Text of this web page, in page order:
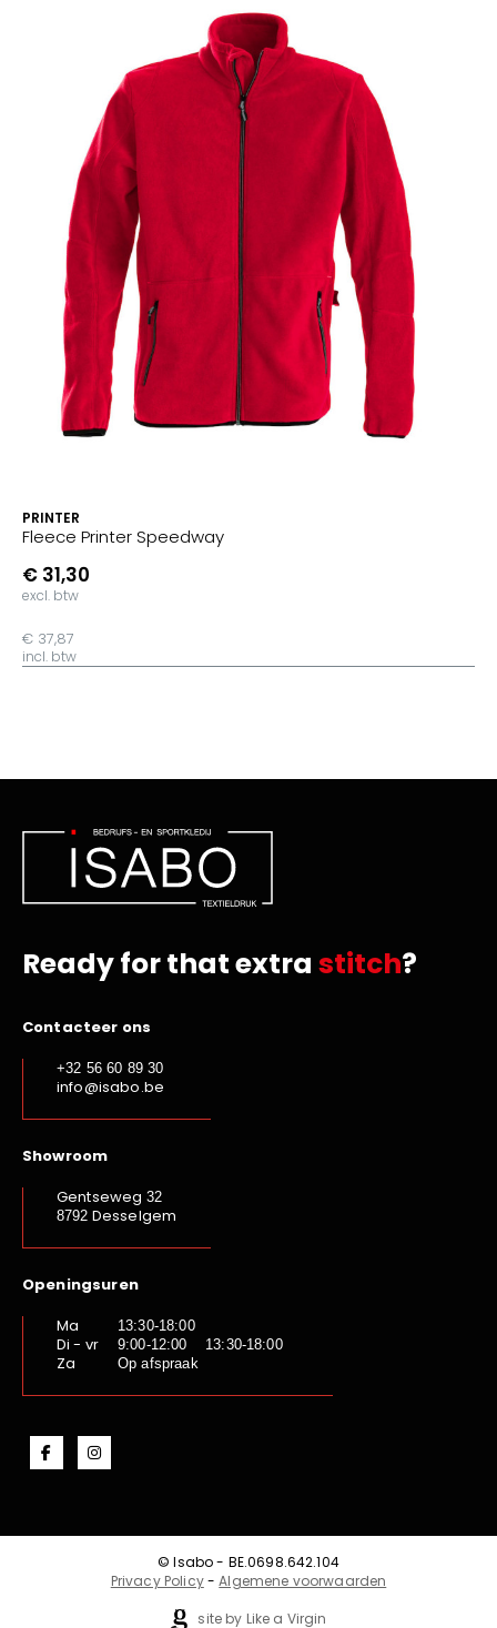
PRINTER
Fleece Printer Speedway
€ 31,30
excl. btw
€ 37,87
incl. btw
Ready for that extra stitch?
Contacteer ons
+32 56 60 89 30
info@isabo.be
Showroom
Gentseweg 32
8792 Desselgem
Openingsuren
Ma
13:30-18:00
Di - vr 9:00-12:00 13:30-18:00
Za Op afspraak
© Isabo - BE.0698.642.104
Privacy Policy-Algemene voorwaarden
site by Like a Virgin